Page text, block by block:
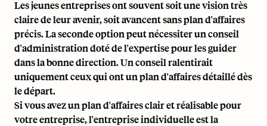
Les jeunes entreprises ont souvent soit une vision très
claire de leur avenir, soit avancent sans plan d'affaires
précis. La seconde option peut nécessiter un conseil
d'administration doté de l'expertise pour les guider
dans la bonne direction. Un conseil ralentirait
uniquement ceux qui ont un plan d'affaires détaillé dès
le départ.
Si vous avez un plan d'affaires clair et réalisable pour
votre entreprise, l'entreprise individuelle est la